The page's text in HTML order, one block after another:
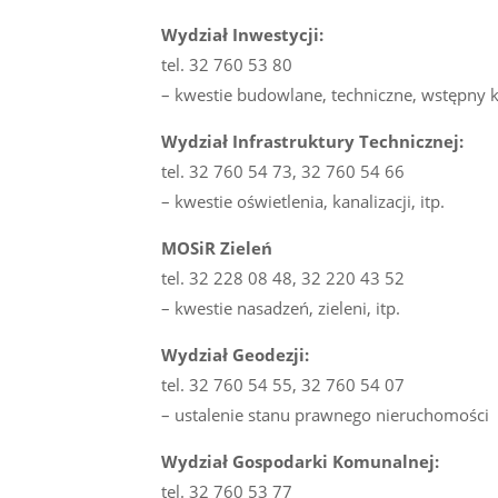
Wydział Inwestycji:
tel. 32 760 53 80
– kwestie budowlane, techniczne, wstępny
Wydział Infrastruktury Technicznej:
tel. 32 760 54 73, 32 760 54 66
– kwestie oświetlenia, kanalizacji, itp.
MOSiR Zieleń
tel. 32 228 08 48, 32 220 43 52
– kwestie nasadzeń, zieleni, itp.
Wydział Geodezji:
tel. 32 760 54 55, 32 760 54 07
– ustalenie stanu prawnego nieruchomości
Wydział Gospodarki Komunalnej:
tel. 32 760 53 77